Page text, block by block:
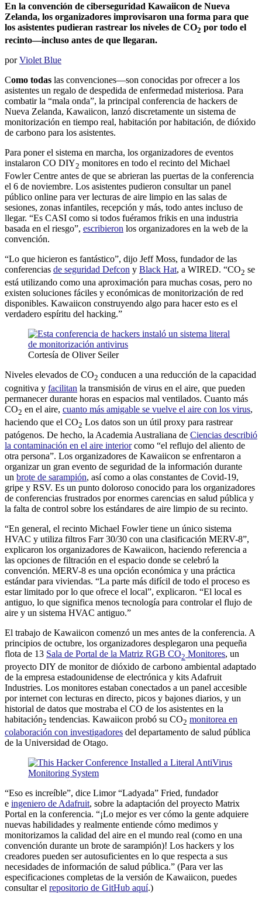
En la convención de ciberseguridad Kawaiicon de Nueva
Zelanda, los organizadores improvisaron una forma para que
los asistentes pudieran rastrear los niveles de CO2 por todo el
recinto—incluso antes de que llegaran.
porViolet Blue
Como todas las convenciones—son conocidas por ofrecer a los
asistentes un regalo de despedida de enfermedad misteriosa. Para
combatir la “mala onda”, la principal conferencia de hackers de
Nueva Zelanda, Kawaiicon, lanzó discretamente un sistema de
monitorización en tiempo real, habitación por habitación, de dióxido
de carbono para los asistentes.
Para poner el sistema en marcha, los organizadores de eventos
instalaron CO DIY2 monitores en todo el recinto del Michael
Fowler Centre antes de que se abrieran las puertas de la conferencia
el 6 de noviembre. Los asistentes pudieron consultar un panel
público online para ver lecturas de aire limpio en las salas de
sesiones, zonas infantiles, recepción y más, todo antes incluso de
llegar. “Es CASI como si todos fuéramos frikis en una industria
basada en el riesgo”, escribieron los organizadores en la web de la
convención.
“Lo que hicieron es fantástico”, dijo Jeff Moss, fundador de las
conferencias de seguridad Defcon y Black Hat, a WIRED. “CO2 se
está utilizando como una aproximación para muchas cosas, pero no
existen soluciones fáciles y económicas de monitorización de red
disponibles. Kawaiicon construyendo algo para hacer esto es el
verdadero espíritu del hacking.”
Cortesía de Oliver Seiler
Niveles elevados de CO2 conducen a una reducción de la capacidad
cognitiva y facilitan la transmisión de virus en el aire, que pueden
permanecer durante horas en espacios mal ventilados. Cuanto más
CO2 en el aire, cuanto más amigable se vuelve el aire con los virus,
haciendo que el CO2 Los datos son un útil proxy para rastrear
patógenos. De hecho, la Academia Australiana de Ciencias describió
la contaminación en el aire interiorcomo “el reflujo del aliento de
otra persona”. Los organizadores de Kawaiicon se enfrentaron a
organizar un gran evento de seguridad de la información durante
un brote de sarampión, así como a olas constantes de Covid-19,
gripe y RSV. Es un punto doloroso conocido para los organizadores
de conferencias frustrados por enormes carencias en salud pública y
la falta de control sobre los estándares de aire limpio de su recinto.
“En general, el recinto Michael Fowler tiene un único sistema
HVAC y utiliza filtros Farr 30/30 con una clasificación MERV-8”,
explicaron los organizadores de Kawaiicon, haciendo referencia a
las opciones de filtración en el espacio donde se celebró la
convención. MERV-8 es una opción económica y una práctica
estándar para viviendas. “La parte más difícil de todo el proceso es
estar limitado por lo que ofrece el local”, explicaron. “El local es
antiguo, lo que significa menos tecnología para controlar el flujo de
aire y un sistema HVAC antiguo.”
El trabajo de Kawaiicon comenzó un mes antes de la conferencia. A
principios de octubre, los organizadores desplegaron una pequeña
flota de 13 Sala de Portal de la Matriz RGB CO2 Monitores, un
proyecto DIY de monitor de dióxido de carbono ambiental adaptado
de la empresa estadounidense de electrónica y kits Adafruit
Industries. Los monitores estaban conectados a un panel accesible
por internet con lecturas en directo, picos y bajones diarios, y un
historial de datos que mostraba el CO de los asistentes en la
habitación2 tendencias. Kawaiicon probó su CO2 monitorea en
colaboración con investigadores del departamento de salud pública
de la Universidad de Otago.
“Eso es increíble”, dice Limor “Ladyada” Fried, fundador
e ingeniero de Adafruit, sobre la adaptación del proyecto Matrix
Portal en la conferencia. “¡Lo mejor es ver cómo la gente adquiere
nuevas habilidades y realmente entiende cómo medimos y
monitorizamos la calidad del aire en el mundo real (como en una
convención durante un brote de sarampión)! Los hackers y los
creadores pueden ser autosuficientes en lo que respecta a sus
necesidades de información de salud pública.” (Para ver las
especificaciones completas de la versión de Kawaiicon, puedes
consultar el repositorio de GitHub aquí.)